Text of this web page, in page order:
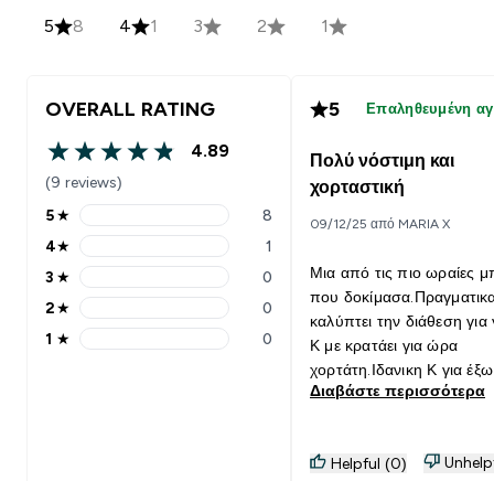
5 8 4 1 3 2 1
OVERALL RATING
4.89 out of 5 stars
4.89
(9 reviews)
5 stars rating 8 reviews
5★ 8
4 stars rating 1 reviews
4★ 1
3 stars rating 0 reviews
3 ★ 0
2 stars rating 0 reviews
2★ 0
1 stars rating 0 reviews
1 ★ 0
5 Επαληθευμένη
Πολύ νόστιμη και
χορταστική
09/12/25 από MARIA X
Μια από τις πιο ωραίες
που
καλύπτει την διάθεση για
Κ με κρατάει για ώρα
χορτάτη.Ιδανικη Κ για
λείπεις για ώρες,την
Διαβάστε περισσότερα
Helpful (0)